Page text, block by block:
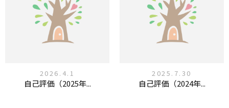
2026.4.1
自己評価（2025年...
2025.7.30
自己評価（2024年...